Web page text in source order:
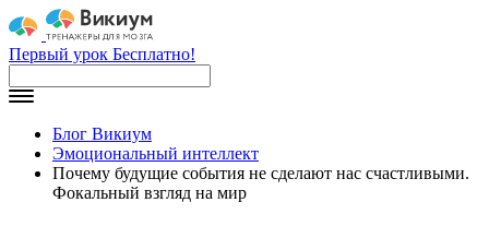
Первый урок Бесплатно!
Блог Викиум
Эмоциональный интеллект
Почему будущие события не сделают нас счастливыми.
Фокальный взгляд на мир